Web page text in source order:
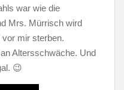
war wie die
Mrs. Mürrisch wird
mir sterben.
Altersschwäche. Und
😉